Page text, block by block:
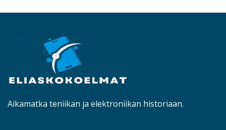
Aikamatka teniikan ja elektroniikan historiaan.